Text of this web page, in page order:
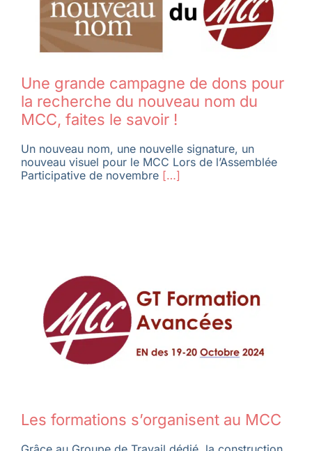
Membres
L’actu
La revue Responsables
Une grande campagne de dons pour
la recherche du nouveau nom du
MCC, faites le savoir !
Un nouveau nom, une nouvelle signature, un
nouveau visuel pour le MCC Lors de l’Assemblée
Participative de novembre[…]
Les formations s’organisent au MCC